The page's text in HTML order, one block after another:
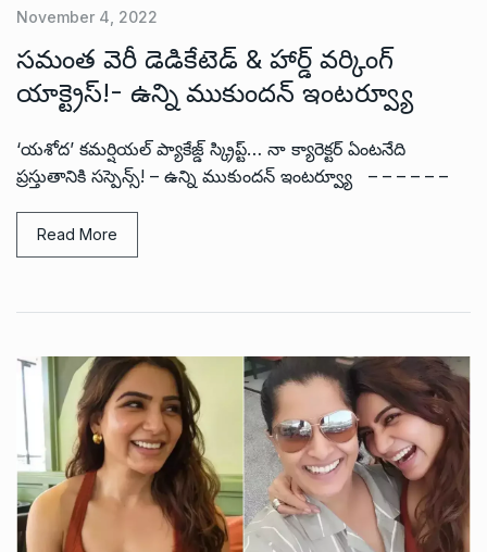
November 4, 2022
సమంత వెరీ డెడికేటెడ్ & హార్డ్ వర్కింగ్
యాక్ట్రెస్!- ఉన్ని ముకుందన్ ఇంటర్వ్యూ
‘యశోద’ కమర్షియల్ ప్యాకేజ్డ్ స్క్రిప్ట్… నా క్యారెక్టర్ ఏంటనేది
ప్రస్తుతానికి సస్పెన్స్! – ఉన్ని ముకుందన్ ఇంటర్వ్యూ – – – – – –
Read More